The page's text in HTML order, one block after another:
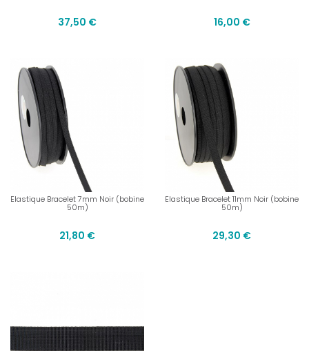
37,50 € 16,00 €
Elastique Bracelet 7mm Noir (bobine
50m)
21,80 €
Elastique Bracelet 11mm Noir (bobine
50m)
29,30 €